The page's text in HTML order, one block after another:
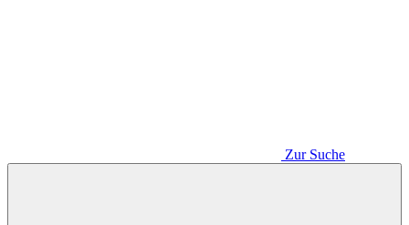
Zur Suche